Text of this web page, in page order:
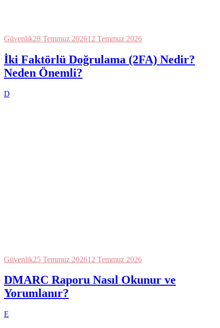
Güvenlik28 Temmuz 202612 Temmuz 2026
İki Faktörlü Doğrulama (2FA) Nedir?
Neden Önemli?
D
Güvenlik25 Temmuz 202612 Temmuz 2026
DMARC Raporu Nasıl Okunur ve
Yorumlanır?
E